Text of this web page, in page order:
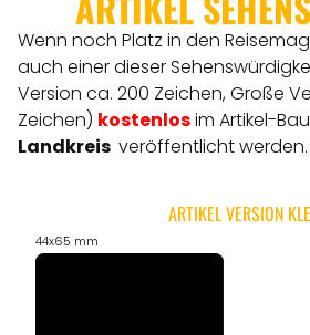
Wenn noch Platz in den
auch einer dieser
Version ca. 200 Zeichen, Große
Zeichen) kostenlosim Artikel-
Landkreis veröffentlicht werden.
ARTIKEL VERSION
44x65 mm